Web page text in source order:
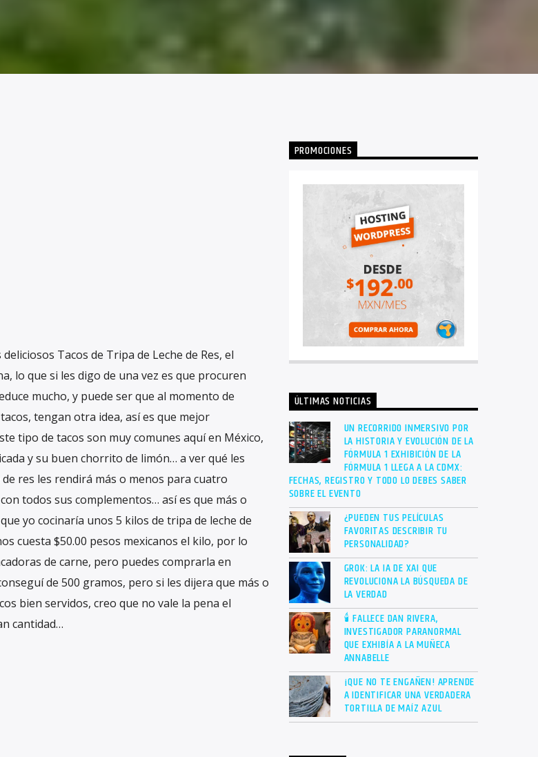
Tacos de Tripa de Leche de Res, el
lo que si les digo de una vez es que procuren
mucho, y puede ser que al momento de
tengan otra idea, así es que mejor
tipo de tacos son muy comunes aquí en México,
y su buen chorrito de limón… a ver qué les
res les rendirá más o menos para cuatro
todos sus complementos… así es que más o
yo cocinaría unos 5 kilos de tripa de leche de
cuesta $50.00 pesos mexicanos el kilo, por lo
de carne, pero puedes comprarla en
de 500 gramos, pero si les dijera que más o
bien servidos, creo que no vale la pena el
cantidad…
PROMOCIONES
ÚLTIMAS NOTICIAS
UN RECORRIDO INMERSIVO POR
LA HISTORIA Y EVOLUCIÓN DE LA
FÓRMULA 1 EXHIBICIÓN DE LA
FÓRMULA 1 LLEGA A LA CDMX:
FECHAS, REGISTRO Y TODO LO DEBES SABER
SOBRE EL EVENTO
¿PUEDEN TUS PELÍCULAS
FAVORITAS DESCRIBIR TU
PERSONALIDAD?
GROK: LA IA DE XAI QUE
REVOLUCIONA LA BÚSQUEDA DE
LA VERDAD
🕯 FALLECE DAN RIVERA,
INVESTIGADOR PARANORMAL
QUE EXHIBÍA A LA MUÑECA
ANNABELLE
¡QUE NO TE ENGAÑEN! APRENDE
A IDENTIFICAR UNA VERDADERA
TORTILLA DE MAÍZ AZUL